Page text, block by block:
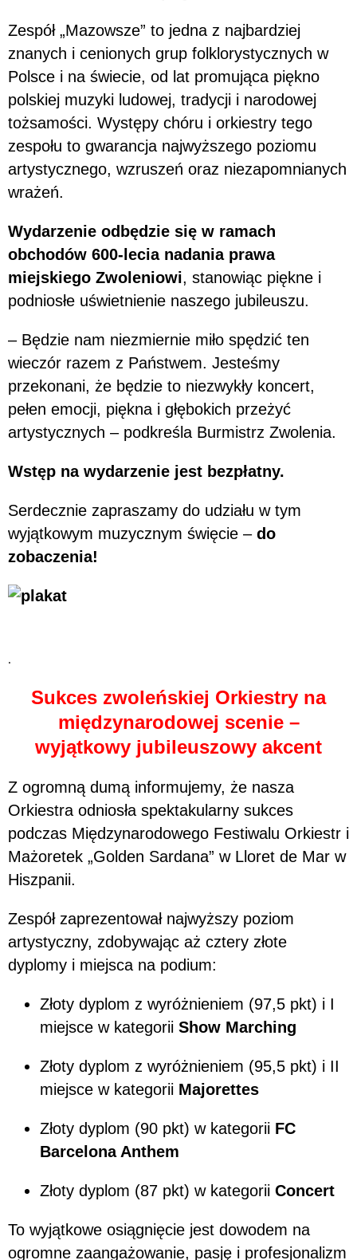
Zespół „Mazowsze” to jedna z najbardziej
znanych i cenionych grup folklorystycznych w
Polsce i na świecie, od lat promująca piękno
polskiej muzyki ludowej, tradycji i narodowej
tożsamości. Występy chóru i orkiestry tego
zespołu to gwarancja najwyższego poziomu
artystycznego, wzruszeń oraz niezapomnianych
wrażeń.
Wydarzenie odbędzie się w ramach
obchodów 600-lecia nadania prawa
miejskiego Zwoleniowi, stanowiąc piękne i
podniosłe uświetnienie naszego jubileuszu.
– Będzie nam niezmiernie miło spędzić ten
wieczór razem z Państwem. Jesteśmy
przekonani, że będzie to niezwykły koncert,
pełen emocji, piękna i głębokich przeżyć
artystycznych – podkreśla Burmistrz Zwolenia.
Wstęp na wydarzenie jest bezpłatny.
Serdecznie zapraszamy do udziału w tym
wyjątkowym muzycznym święcie – do
zobaczenia!
.
Sukces zwoleńskiej Orkiestry na
międzynarodowej scenie –
wyjątkowy jubileuszowy akcent
Z ogromną dumą informujemy, że nasza
Orkiestra odniosła spektakularny sukces
podczas Międzynarodowego Festiwalu Orkiestr i
Mażoretek „Golden Sardana” w Lloret de Mar w
Hiszpanii.
Zespół zaprezentował najwyższy poziom
artystyczny, zdobywając aż cztery złote
dyplomy i miejsca na podium:
Złoty dyplom z wyróżnieniem (97,5 pkt) i I
miejsce w kategorii Show Marching
Złoty dyplom z wyróżnieniem (95,5 pkt) i II
miejsce w kategorii Majorettes
Złoty dyplom (90 pkt) w kategorii FC
Barcelona Anthem
Złoty dyplom (87 pkt) w kategorii Concert
To wyjątkowe osiągnięcie jest dowodem na
ogromne zaangażowanie, pasję i profesjonalizm